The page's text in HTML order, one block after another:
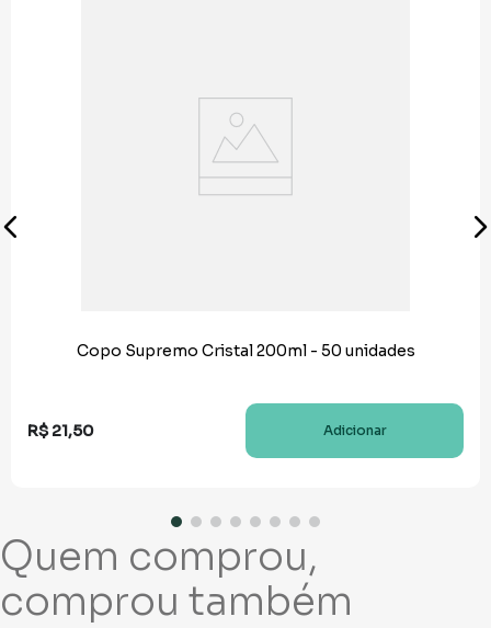
Copo Supremo Cristal 200ml - 50 unidades
R$ 21,50 Adicionar
Quem comprou,
comprou também